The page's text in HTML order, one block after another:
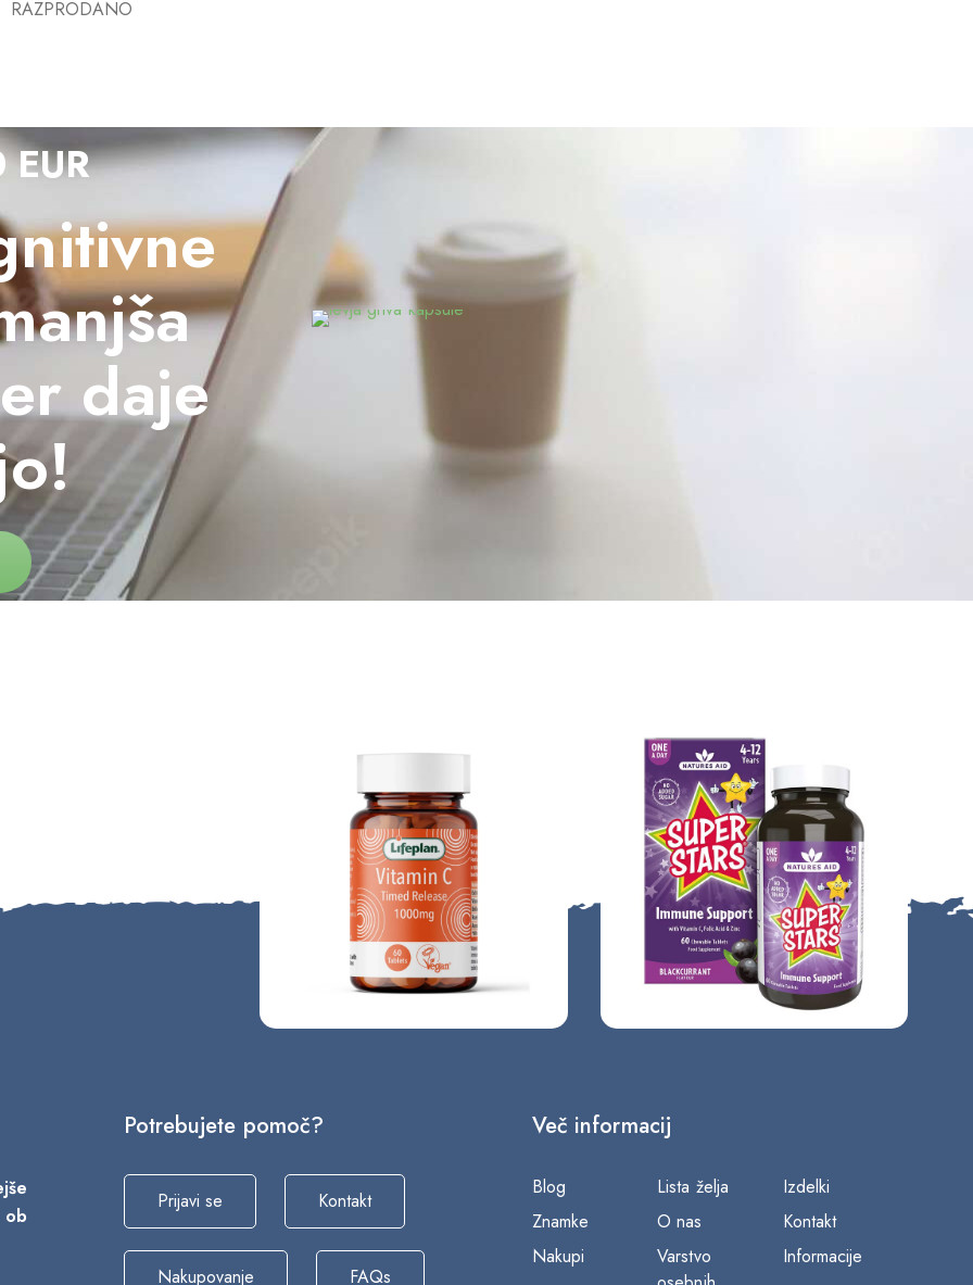
RAZPRODANO
EUR
daje
ob
Potrebujete pomoč?
Prijavi se Kontakt
Nakupovanje FAQs
Več informacij
Blog Lista želja
Izdelki
Znamke
O nas
Kontakt
Nakupi
Varstvo
Informacije